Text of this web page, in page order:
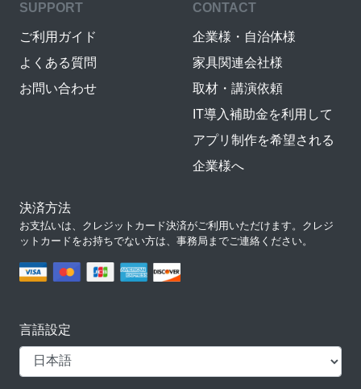
SUPPORT
ご利用ガイド
よくある質問
お問い合わせ
CONTACT
企業様・自治体様
家具関連会社様
取材・講演依頼
IT導入補助金を利用して
アプリ制作を希望される
企業様へ
決済方法
お支払いは、クレジットカード決済がご利用いただけます。クレジ
ットカードをお持ちでない方は、事務局までご連絡ください。
言語設定